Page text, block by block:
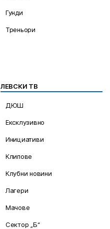
Гунди
Треньори
ЛЕВСКИ ТВ
ДЮШ
Ексклузивно
Инициативи
Клипове
Клубни новини
Лагери
Мачове
Сектор „Б“